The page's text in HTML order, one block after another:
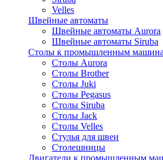
Velles
Швейные автоматы
Швейные автоматы Aurora
Швейные автоматы Siruba
Столы к промышленным
Столы Aurora
Столы Brother
Столы Juki
Столы Pegasus
Столы Siruba
Столы Jack
Столы Velles
Стулья для швеи
Столешницы
Двигатели к промышленным